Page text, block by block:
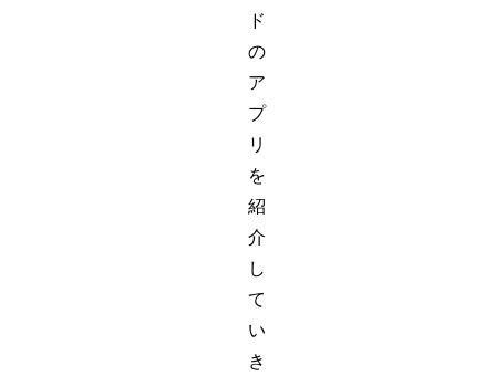
ド
の
ア
プ
リ
を
紹
介
し
て
い
き